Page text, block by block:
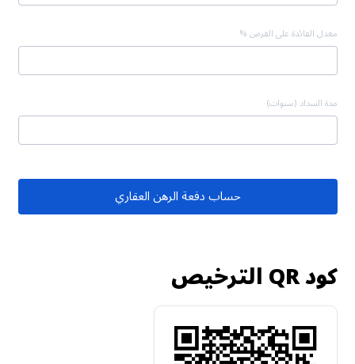
معدل الفائدة على القرض %
مدة السداد (سنوات)
حساب دفعة الرهن العقاري
كود QR الترخيص